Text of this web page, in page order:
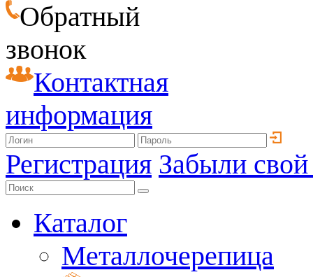
Обратный
звонок
Контактная
информация
Регистрация Забыли
Каталог
Металлочерепица